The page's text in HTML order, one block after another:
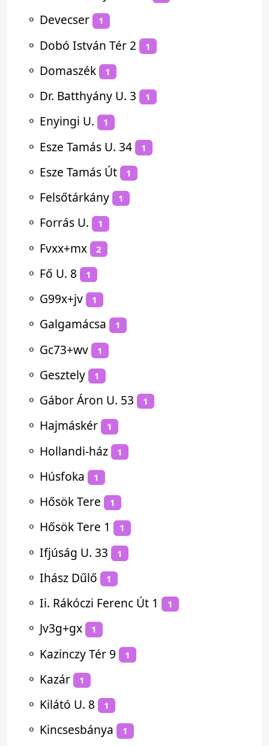
⚬ Devecser 1
⚬ Dobó István Tér 2 1
⚬ Domaszék 1
⚬ Dr. Batthyány U. 3 1
⚬ Enyingi U. 1
⚬ Esze Tamás U. 34 1
⚬ Esze Tamás Út 1
⚬ Felsőtárkány 1
⚬ Forrás U. 1
⚬ Fvxx+mx 2
⚬ Fő U. 8 1
⚬ G99x+jv 1
⚬ Galgamácsa 1
⚬ Gc73+wv 1
⚬ Gesztely 1
⚬ Gábor Áron U. 53 1
⚬ Hajmáskér 1
⚬ Hollandi-ház 1
⚬ Húsfoka 1
⚬ Hősök Tere 1
⚬ Hősök Tere 1 1
⚬ Ifjúság U. 33 1
⚬ Ihász Dűlő 1
⚬ Ii. Rákóczi Ferenc Út 1 1
⚬ Jv3g+gx 1
⚬ Kazinczy Tér 9 1
⚬ Kazár 1
⚬ Kilátó U. 8 1
⚬ Kincsesbánya 1